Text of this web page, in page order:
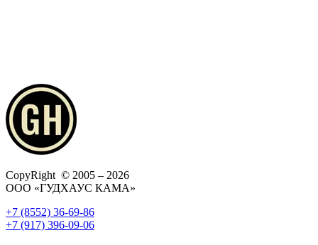
CopyRight © 2005 – 2026
ООО «ГУДХАУС КАМА»
+7 (8552) 36-69-86
+7 (917) 396-09-06